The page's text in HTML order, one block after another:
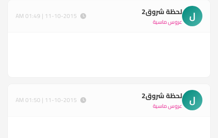
ل لحظة شروق2
عروس ماسية
ل لحظة شروق2
عروس ماسية